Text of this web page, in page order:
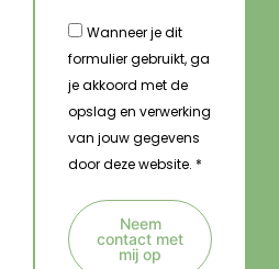
Wanneer je dit
formulier gebruikt, ga
je akkoord met de
opslag en verwerking
van jouw gegevens
door deze website. *
Neem
contact met
mij op